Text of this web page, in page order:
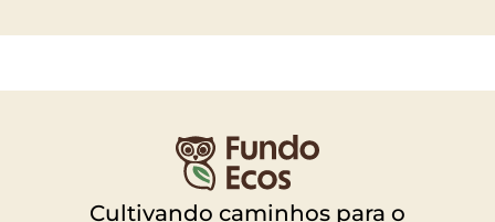
Cultivando caminhos para o